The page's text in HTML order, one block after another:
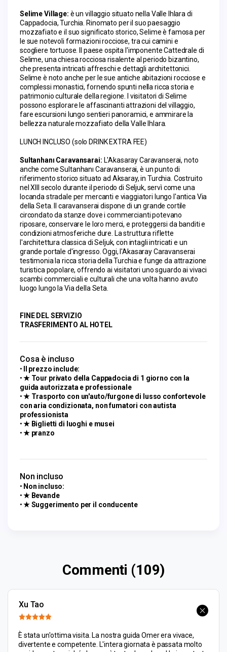
Selime Village: è un villaggio situato nella Valle Ihlara di
Cappadocia, Turchia. Rinomato per il suo paesaggio
mozzafiato e il suo significato storico, Selime è famosa per
le sue notevoli formazioni rocciose, tra cui camini e
scogliere tortuose. Il paese ospita l'imponente Cattedrale di
Selime, una chiesa rocciosa risalente al periodo bizantino,
che presenta intricati affreschi e dettagli architettonici.
Selime è noto anche per le sue antiche abitazioni rocciose e
complessi monastici, fornendo spunti nella ricca storia e
patrimonio culturale della regione. I visitatori di Selime
possono esplorare le affascinanti attrazioni del villaggio,
fare escursioni lungo sentieri panoramici, e ammirare la
bellezza naturale mozzafiato della Valle Ihlara.
LUNCH INCLUSO (solo DRINK EXTRA FEE)
Sultanhanı Caravansarai: L'Akasaray Caravanserai, noto
anche come Sultanhanı Caravanserai, è un punto di
riferimento storico situato ad Aksaray, in Turchia. Costruito
nel XIII secolo durante il periodo di Seljuk, servì come una
locanda stradale per mercanti e viaggiatori lungo l'antica Via
della Seta. Il caravanserai dispone di un grande cortile
circondato da stanze dove i commercianti potevano
riposare, conservare le loro merci, e proteggersi da banditi e
condizioni atmosferiche dure. La struttura riflette
l'architettura classica di Seljuk, con intagli intricati e un
grande portale d'ingresso. Oggi, l'Akasaray Caravanserai
testimonia la ricca storia della Turchia e funge da attrazione
turistica popolare, offrendo ai visitatori uno sguardo ai vivaci
scambi commerciali e culturali che una volta hanno avuto
luogo lungo la Via della Seta.
FINE DEL SERVIZIO
TRASFERIMENTO AL HOTEL
Cosa è incluso
Il prezzo include:
★ Tour privato della Cappadocia di 1 giorno con la
guida autorizzata e professionale
★ Trasporto con un'auto/furgone di lusso confortevole
con aria condizionata, non fumatori con autista
professionista
★ Biglietti di luoghi e musei
★ pranzo
Non incluso
Non incluso:
★ Bevande
★ Suggerimento per il conducente
Commenti (109)
Xu Tao
È stata un'ottima visita. La nostra guida Omer era vivace,
divertente e competente. L'intera giornata è passata molto